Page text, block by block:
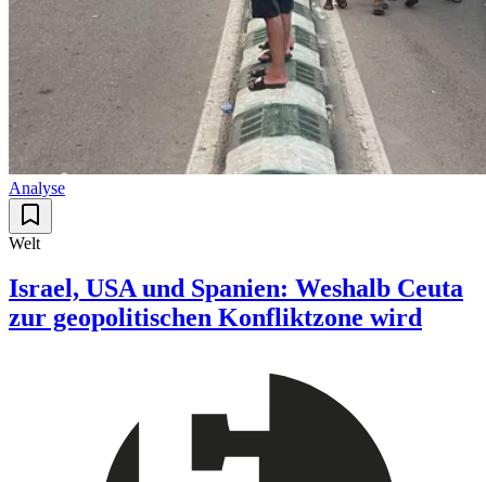
Analyse
Welt
Israel, USA und Spanien: Weshalb Ceuta
zur geopolitischen Konfliktzone wird